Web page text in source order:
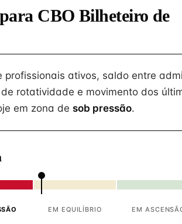
CBO Bilheteiro de
profissionais ativos, saldo entre
rotatividade e movimento dos
em zona de sob pressão.
EM EQUILÍBRIO EM